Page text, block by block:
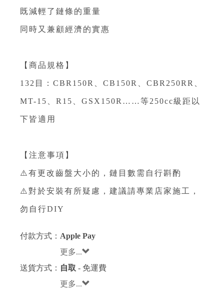
既減輕了鏈條的重量⁣
同時又兼顧經濟的實惠⁣
【商品規格】⁣
132目：CBR150R、CB150R、CBR250RR、
MT-15、R15、GSX150R……等250cc級距以
下皆適用⁣
【注意事項】⁣
⚠️有更改齒盤大小的，鏈目數需自行斟酌⁣
⚠️對於安裝有所疑慮，建議請專業店家施工，
勿自行DIY⁣
付款方式： Apple Pay
更多...
送貨方式： 自取 - 免運費
更多...